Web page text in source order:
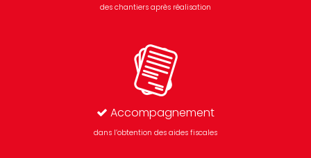
des chantiers après réalisation
Accompagnement
dans l’obtention des aides fiscales